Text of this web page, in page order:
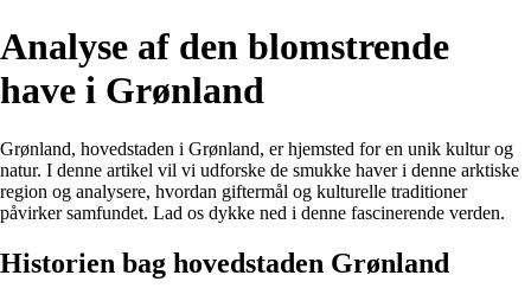
Analyse af den blomstrende
have i Grønland
Grønland, hovedstaden i Grønland, er hjemsted for en unik kultur og
natur. I denne artikel vil vi udforske de smukke haver i denne arktiske
region og analysere, hvordan giftermål og kulturelle traditioner
påvirker samfundet. Lad os dykke ned i denne fascinerende verden.
Historien bag hovedstaden Grønland